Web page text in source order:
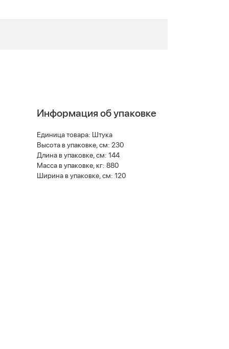
Информация об упаковке
Единица товара: Штука
Высота в упаковке, см: 230
Длина в упаковке, см: 144
Масса в упаковке, кг: 880
Ширина в упаковке, см: 120